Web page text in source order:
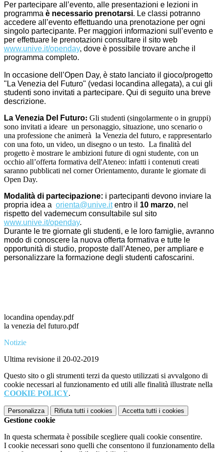
Per partecipare all’evento, alle presentazioni e lezioni in
programma è necessario prenotarsi. Le classi potranno
accedere all’evento effettuando una prenotazione per ogni
singolo partecipante. Per maggiori informazioni sull’evento e
per effettuare le prenotazioni consultare il sito web
www.unive.it/openday, dove è possibile trovare anche il
programma completo.
In occasione dell’Open Day, è stato lanciato il gioco/progetto
"La Venezia del Futuro" (vedasi locandina allegata), a cui gli
studenti sono invitati a partecipare. Qui di seguito una breve
descrizione.
La Venezia Del Futuro: Gli studenti (singolarmente o in gruppi)
sono invitati a ideare un personaggio, situazione, uno scenario o
una professione che animerà la Venezia del futuro, e rappresentarlo
con una foto, un video, un disegno o un testo. La finalità del
progetto è mostrare le ambizioni future di ogni studente, con un
occhio all’offerta formativa dell'Ateneo: infatti i contenuti creati
saranno pubblicati nel corner Orientamento, durante le giornate di
Open Day.
Modalità di partecipazione: i partecipanti devono inviare la
propria idea a orienta@unive.itentro il 10 marzo, nel
rispetto del vademecum consultabile sul sito
www.unive.it/openday.
Durante le tre giornate gli studenti, e le loro famiglie, avranno
modo di conoscere la nuova offerta formativa e tutte le
opportunità di studio, proposte dall’Ateneo, per ampliare e
personalizzare la formazione degli studenti cafoscarini.
locandina openday.pdf
la venezia del futuro.pdf
Notizie
Ultima revisione il 20-02-2019
Questo sito o gli strumenti terzi da questo utilizzati si avvalgono di
cookie necessari al funzionamento ed utili alle finalità illustrate nella
COOKIE POLICY.
Personalizza Rifiuta tutti i cookies Accetta tutti i cookies
Gestione cookie
In questa schermata è possibile scegliere quali cookie consentire.
I cookie necessari sono quelli che consentono il funzionamento della